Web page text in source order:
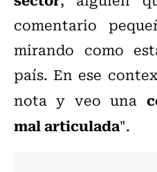
comentario
mirando como
país. En ese
nota y veo una
mal articulada".